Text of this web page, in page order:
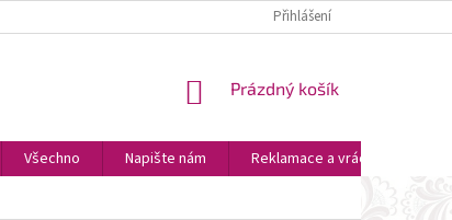
OSOBNÍ VYZVEDNUTÍ
Přihlášení
NÁKUPNÍ
Prázdný košík
Všechno Napište nám
Reklamace a vrácení zboží